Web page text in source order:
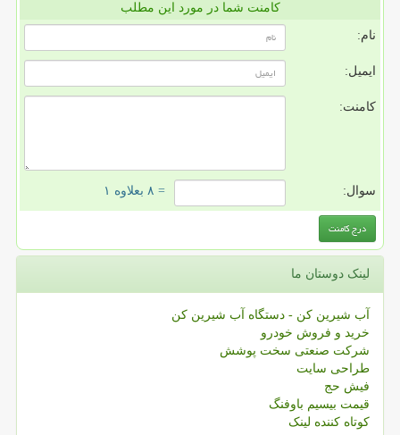
کامنت شما در مورد این مطلب
نام:
ایمیل:
کامنت:
سوال: = ۸ بعلاوه ۱
لینک دوستان ما
آب شیرین کن - دستگاه آب شیرین کن
خرید و فروش خودرو
شرکت صنعتی سخت پوشش
طراحی سایت
فیش حج
قیمت بیسیم باوفنگ
کوتاه کننده لینک